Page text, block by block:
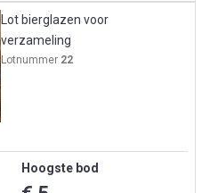
Lot bierglazen voor
verzameling
Lotnummer 22
Hoogste bod